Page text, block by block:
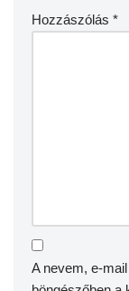
Hozzászólás *
A nevem, e-